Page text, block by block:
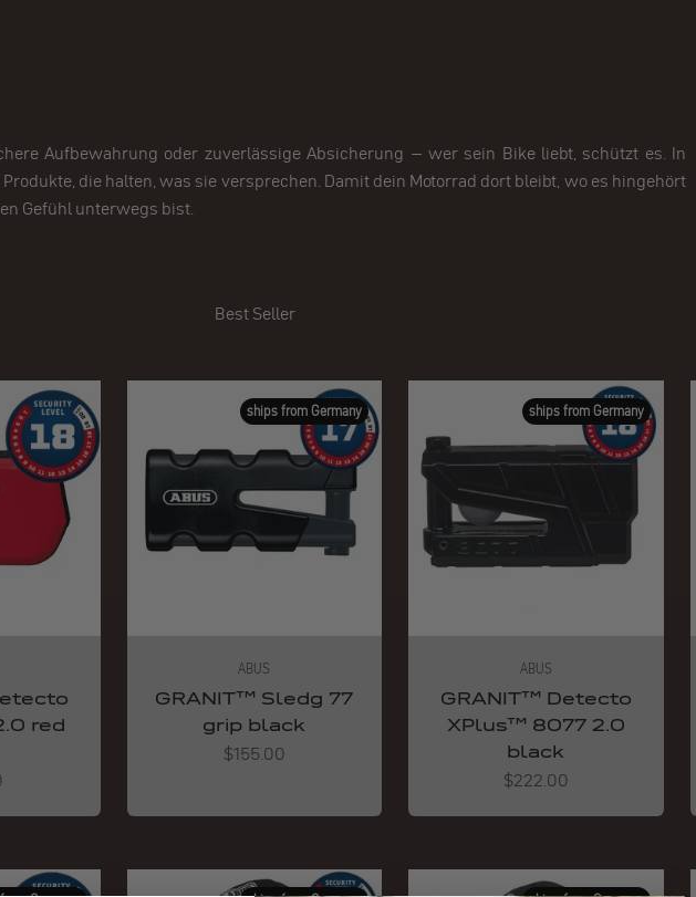
Aufbewahrung oder zuverlässige Absicherung – wer sein Bike liebt, schützt es. In
die halten, was sie versprechen. Damit dein Motorrad dort bleibt, wo es hingehört
Gefühl unterwegs bist.
Best Seller
red
ships from Germany
ABUS
GRANIT™ Sledg 77
grip black
Angebot
$155.00
ships from Germany
ABUS
GRANIT™ Detecto
XPlus™ 8077 2.0
black
Angebot
$222.00